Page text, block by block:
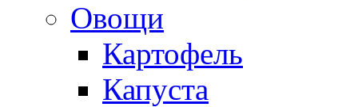
Овощи
Картофель
Капуста